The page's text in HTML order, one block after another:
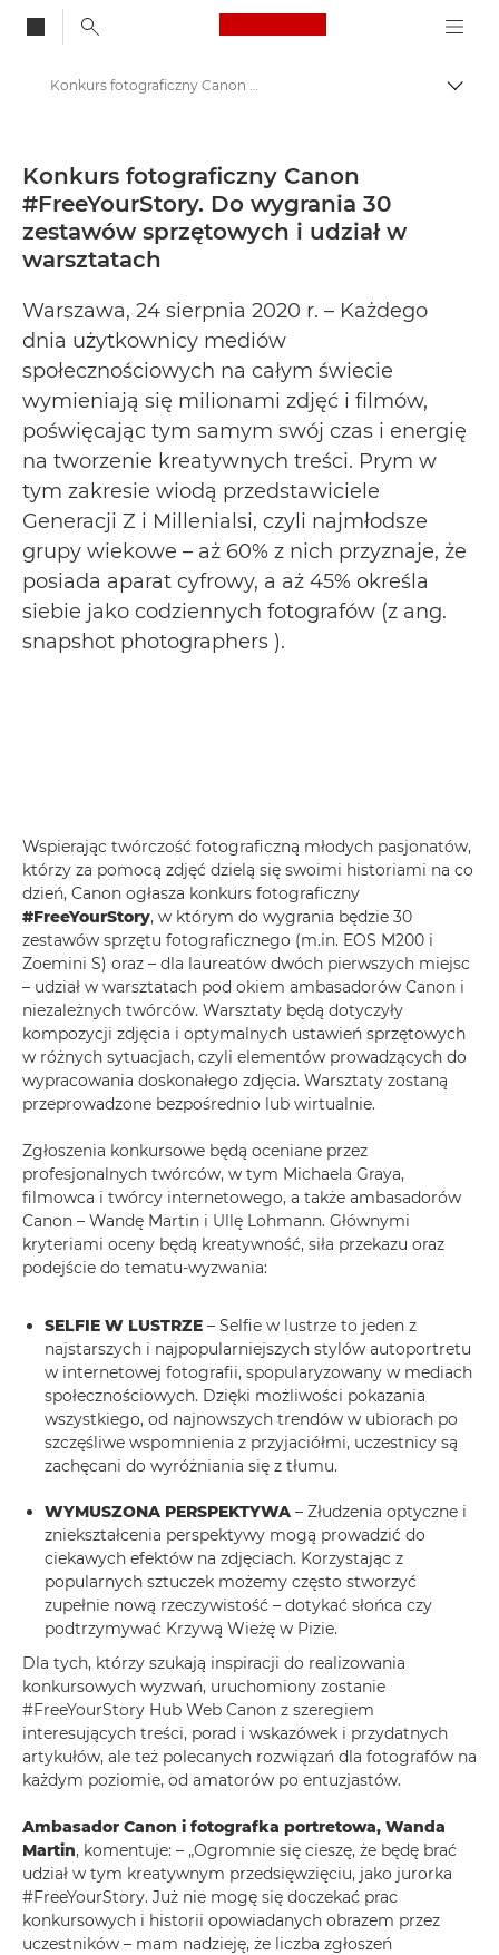
Canon Logo, back
Centrum prasowe
Informacje prasowe – Centrum Prasowe Canon
Konkurs fotograficzny Canon #FreeYourStory. Do wygrania 30 zestawów sprzętowych i udział w warsztatach - Centrum prasowe firmy Canon
Konkurs fotograficzny Canon
#FreeYourStory. Do wygrania 30
zestawów sprzętowych i udział w
warsztatach
Warszawa, 24 sierpnia 2020 r. – Każdego
dnia użytkownicy mediów
społecznościowych na całym świecie
wymieniają się milionami zdjęć i filmów,
poświęcając tym samym swój czas i energię
na tworzenie kreatywnych treści. Prym w
tym zakresie wiodą przedstawiciele
Generacji Z i Millenialsi, czyli najmłodsze
grupy wiekowe – aż 60% z nich przyznaje, że
posiada aparat cyfrowy, a aż 45% określa
siebie jako codziennych fotografów (z ang.
snapshot photographers ).
Wspierając twórczość fotograficzną młodych pasjonatów,
którzy za pomocą zdjęć dzielą się swoimi historiami na co
dzień, Canon ogłasza konkurs fotograficzny
#FreeYourStory, w którym do wygrania będzie 30
zestawów sprzętu fotograficznego (m.in. EOS M200 i
Zoemini S) oraz – dla laureatów dwóch pierwszych miejsc
– udział w warsztatach pod okiem ambasadorów Canon i
niezależnych twórców. Warsztaty będą dotyczyły
kompozycji zdjęcia i optymalnych ustawień sprzętowych
w różnych sytuacjach, czyli elementów prowadzących do
wypracowania doskonałego zdjęcia. Warsztaty zostaną
przeprowadzone bezpośrednio lub wirtualnie.
Zgłoszenia konkursowe będą oceniane przez
profesjonalnych twórców, w tym Michaela Graya,
filmowca i twórcy internetowego, a także ambasadorów
Canon – Wandę Martin i Ullę Lohmann. Głównymi
kryteriami oceny będą kreatywność, siła przekazu oraz
podejście do tematu-wyzwania:
SELFIE W LUSTRZE – Selfie w lustrze to jeden z
najstarszych i najpopularniejszych stylów autoportretu
w internetowej fotografii, spopularyzowany w mediach
społecznościowych. Dzięki możliwości pokazania
wszystkiego, od najnowszych trendów w ubiorach po
szczęśliwe wspomnienia z przyjaciółmi, uczestnicy są
zachęcani do wyróżniania się z tłumu.
WYMUSZONA PERSPEKTYWA – Złudzenia optyczne i
zniekształcenia perspektywy mogą prowadzić do
ciekawych efektów na zdjęciach. Korzystając z
popularnych sztuczek możemy często stworzyć
zupełnie nową rzeczywistość – dotykać słońca czy
podtrzymywać Krzywą Wieżę w Pizie.
Dla tych, którzy szukają inspiracji do realizowania
konkursowych wyzwań, uruchomiony zostanie
#FreeYourStory Hub Web Canon z szeregiem
interesujących treści, porad i wskazówek i przydatnych
artykułów, ale też polecanych rozwiązań dla fotografów na
każdym poziomie, od amatorów po entuzjastów.
Ambasador Canon i fotografka portretowa, Wanda
Martin, komentuje: – „Ogromnie się cieszę, że będę brać
udział w tym kreatywnym przedsięwzięciu, jako jurorka
#FreeYourStory. Już nie mogę się doczekać prac
konkursowych i historii opowiadanych obrazem przez
uczestników – mam nadzieję, że liczba zgłoszeń